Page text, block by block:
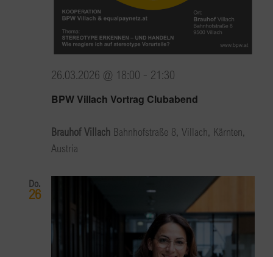
BPW Villach Vortrag Clubabend
26.03.2026 @ 18:00 - 21:30
Brauhof Villach Bahnhofstraße 8, Villach, Kärnten,
Austria
Do.
26